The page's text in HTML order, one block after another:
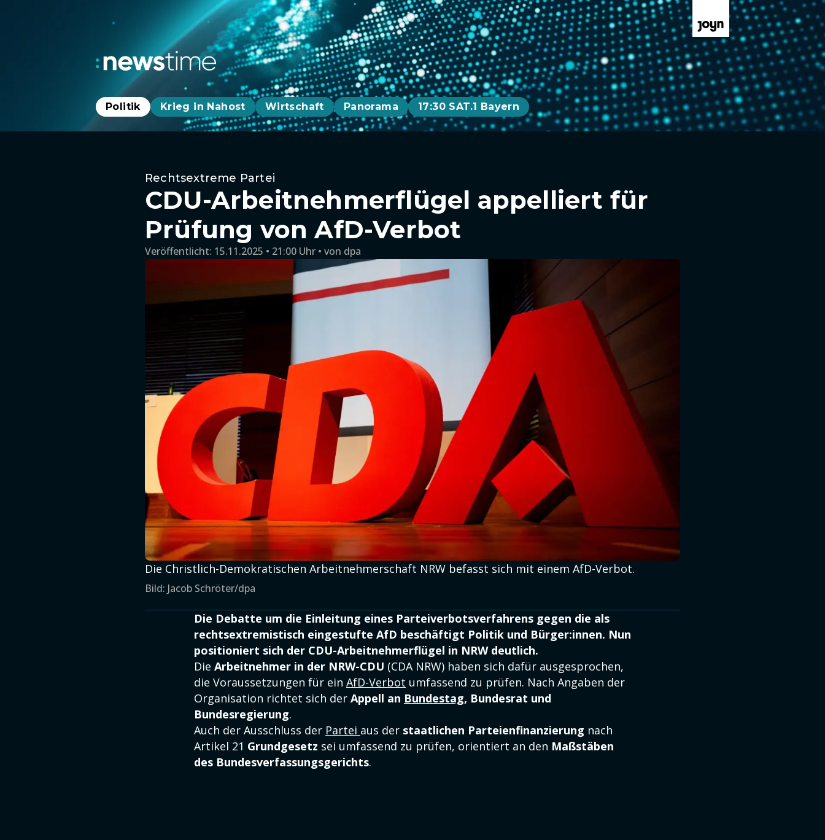
Politik Krieg in Nahost Wirtschaft Panorama 17:30 SAT.1 Bayern
Rechtsextreme Partei
CDU-Arbeitnehmerflügel appelliert für
Prüfung von AfD-Verbot
Veröffentlicht: 15.11.2025 • 21:00 Uhr von dpa
Die Christlich-Demokratischen Arbeitnehmerschaft NRW befasst sich mit einem AfD-Verbot.
Bild: Jacob Schröter/dpa
Die Debatte um die Einleitung eines Parteiverbotsverfahrens gegen die als
rechtsextremistisch eingestufte AfD beschäftigt Politik und Bürger:innen. Nun
positioniert sich der CDU-Arbeitnehmerflügel in NRW deutlich.
Die Arbeitnehmer in der NRW-CDU (CDA NRW) haben sich dafür ausgesprochen,
die Voraussetzungen für ein AfD-Verbot umfassend zu prüfen. Nach Angaben der
Organisation richtet sich der Appell an Bundestag, Bundesrat und
Bundesregierung.
Auch der Ausschluss der Partei aus der staatlichen Parteienfinanzierung nach
Artikel 21 Grundgesetz sei umfassend zu prüfen, orientiert an den Maßstäben
des Bundesverfassungsgerichts.